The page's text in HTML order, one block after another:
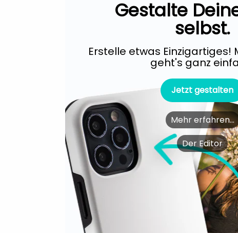
Gestalte
selbst.
Erstelle etwas Einzigartiges!
geht's ganz
Jetzt gestalten
Mehr erfahren...
Der Editor